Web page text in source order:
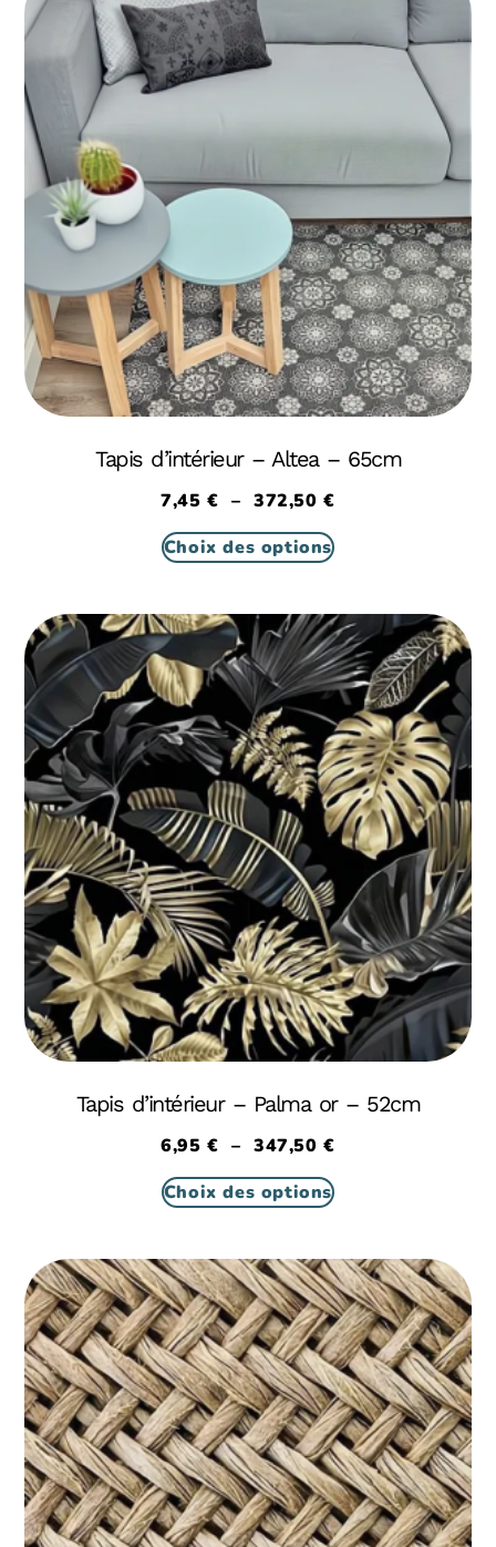
Tapis d’intérieur – Altea – 65cm
7,45€ – 372,50€
Choix des options
Tapis d’intérieur – Palma or – 52cm
6,95€ – 347,50€
Choix des options